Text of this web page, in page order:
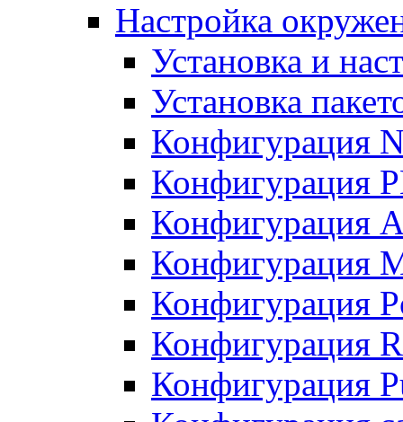
Настройка
Установка и
Установка
Конфигурация
Конфигурация
Конфигурация
Конфигурация
Конфигурация
Конфигурация
Конфигурация